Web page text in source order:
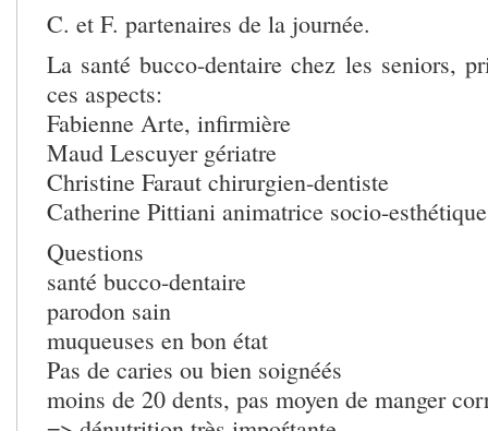
C. et F. partenaires de la journée.
La santé bucco-dentaire chez les seniors,
ces aspects:
Fabienne Arte, infirmière
Maud Lescuyer gériatre
Christine Faraut chirurgien-dentiste
Catherine Pittiani animatrice socio-esthétique
Questions
santé bucco-dentaire
parodon sain
muqueuses en bon état
Pas de caries ou bien soignéés
moins de 20 dents, pas moyen de manger